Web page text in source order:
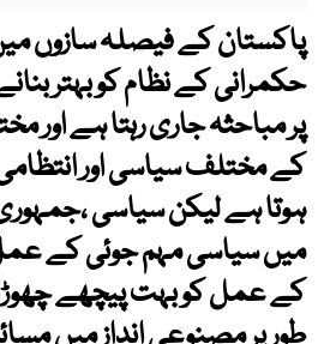
پاکستان کے فیصلہ سازوں
حکمرانی کے نظام کو بہتر
پر مباحثہ جاری رہتا ہے اور
کے مختلف سیاسی اور
ہوتا ہے لیکن سیاسی ،جمہوری
میں سیاسی مہم جوئی کے عمل
کے عمل کو بہت پیچھے